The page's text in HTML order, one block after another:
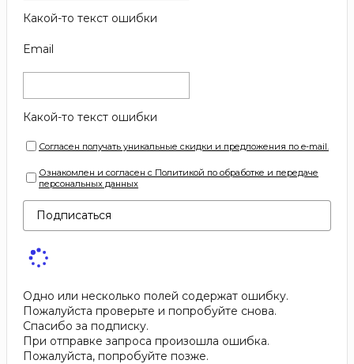
Какой-то текст ошибки
Email
Какой-то текст ошибки
Согласен получать уникальные скидки и предложения по e-mail.
Ознакомлен и согласен с Политикой по обработке и передаче
персональных данных
Подписаться
Одно или несколько полей содержат ошибку.
Пожалуйста проверьте и попробуйте снова.
Спасибо за подписку.
При отправке запроса произошла ошибка.
Пожалуйста, попробуйте позже.